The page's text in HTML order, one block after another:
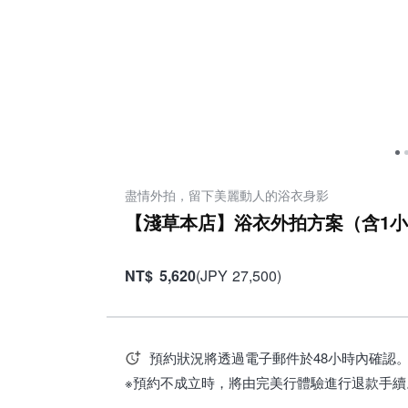
盡情外拍，留下美麗動人的浴衣身影
【淺草本店】浴衣外拍方案（含1
NT$ 5,620(JPY 27,500)
預約狀況將透過電子郵件於48小時內確認
※預約不成立時，將由完美行體驗進行退款手